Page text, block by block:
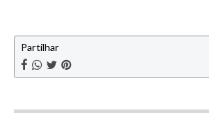
Partilhar